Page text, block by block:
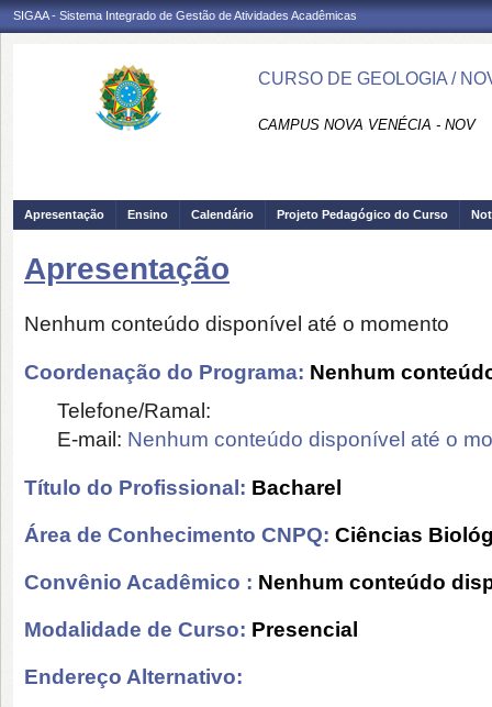
SIGAA - Sistema Integrado de Gestão de Atividades Acadêmicas
CURSO DE GEOLOGIA /
CAMPUS NOVA VENÉCIA - NOV
Apresentação Ensino Calendário Projeto Pedagógico do Curso
Apresentação
Nenhum conteúdo disponível até o momento
Coordenação do Programa: Nenhum
Telefone/Ramal:
E-mail: Nenhum conteúdo disponível até o
Título do Profissional: Bacharel
Área de Conhecimento CNPQ: Ciências
Convênio Acadêmico : Nenhum conteúdo
Modalidade de Curso: Presencial
Endereço Alternativo: